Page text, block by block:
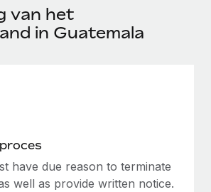
screeningsproces van
risico's voor
met ons kunt samenwerken
van het
in Guatemala
have due reason to terminate
well as provide written notice.